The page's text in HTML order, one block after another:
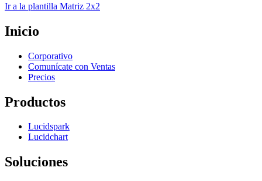
Ir a la plantilla Matriz 2x2
Inicio
Corporativo
Comunícate con Ventas
Precios
Productos
Lucidspark
Lucidchart
Soluciones